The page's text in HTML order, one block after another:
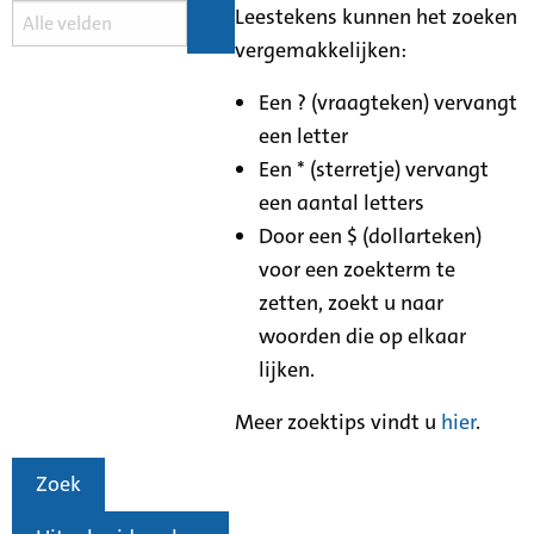
Leestekens kunnen het zoeken
vergemakkelijken:
Een ? (vraagteken) vervangt
een letter
Een * (sterretje) vervangt
een aantal letters
Door een $ (dollarteken)
voor een zoekterm te
zetten, zoekt u naar
woorden die op elkaar
lijken.
Meer zoektips vindt u hier.
Zoek